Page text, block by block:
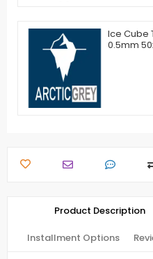
Ice Cube
0.5mm
Product Description
Installment Options